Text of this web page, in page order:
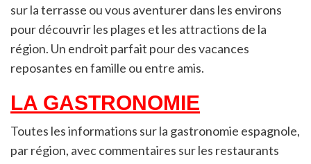
sur la terrasse ou vous aventurer dans les environs
pour découvrir les plages et les attractions de la
région. Un endroit parfait pour des vacances
reposantes en famille ou entre amis.
LA GASTRONOMIE
Toutes les informations sur la gastronomie espagnole,
par région, avec commentaires sur les restaurants